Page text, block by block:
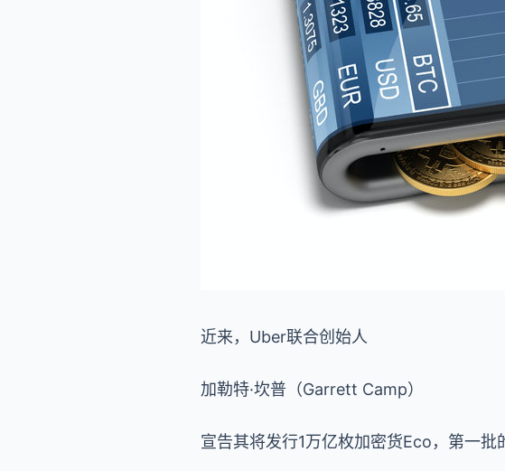
近来，Uber联合创始人
加勒特·坎普（Garrett Camp）
宣告其将发行1万亿枚加密货Eco，第一批